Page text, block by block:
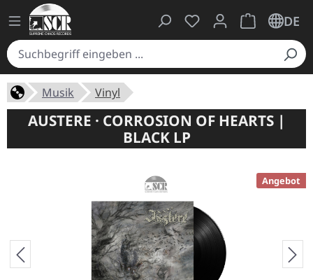
Du hast 0 Produkte
Warenkorb
DE
Musik Vinyl
AUSTERE · CORROSION OF HEARTS |
BLACK LP
Angebot